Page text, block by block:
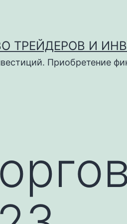
ТРЕЙДЕРОВ И
Приобретение